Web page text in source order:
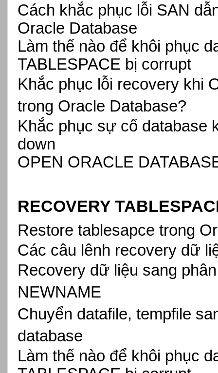
Cách khắc phục lỗi SAN
Oracle Database
Làm thế nào để khôi phục
TABLESPACE bị corrupt
Khắc phục lỗi recovery khi
trong Oracle Database?
Khắc phục sự cố database
down
OPEN ORACLE
RECOVERY
Restore tablesapce trong
Các câu lênh recovery dữ
Recovery dữ liệu sang
NEWNAME
Chuyển datafile, tempfile
database
Làm thế nào để khôi phục